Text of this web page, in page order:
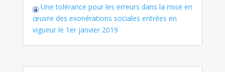
Une tolérance pour les erreurs dans la mise en
œuvre des exonérations sociales entrées en
vigueur le 1er janvier 2019